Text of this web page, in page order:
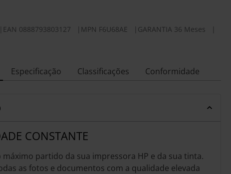
EAN 0888793803127 MPN F6U68AE GARANTIA 36 Meses
Especificação Classificações Conformidade
CONSTANTE
máximo partido da sua impressora HP e da sua tinta.
as fotos e documentos com a qualidade elevada